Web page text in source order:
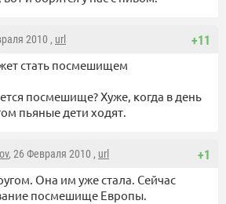
+11
2010 , url
стать посмешищем
посмешище? Хуже, когда в день
пьяные дети ходят.
+1
, 26 Февраля 2010 , url
Она им уже стала. Сейчас
посмешище Европы.